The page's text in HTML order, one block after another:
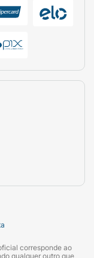
corresponde ao
qualquer outro que